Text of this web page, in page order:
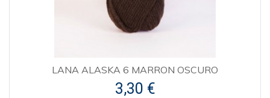
LANA ALASKA 6 MARRON OSCURO
3,30 €